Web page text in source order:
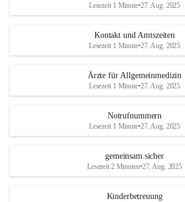
Lesezeit 1 Minute•27. Aug. 2025
Kontakt und Amtszeiten
Lesezeit 1 Minute•27. Aug. 2025
Ärzte für Allgemeinmedizin
Lesezeit 1 Minute•27. Aug. 2025
Notrufnummern
Lesezeit 1 Minute•27. Aug. 2025
gemeinsam.sicher
Lesezeit 2 Minuten•27. Aug. 2025
Kinderbetreuung